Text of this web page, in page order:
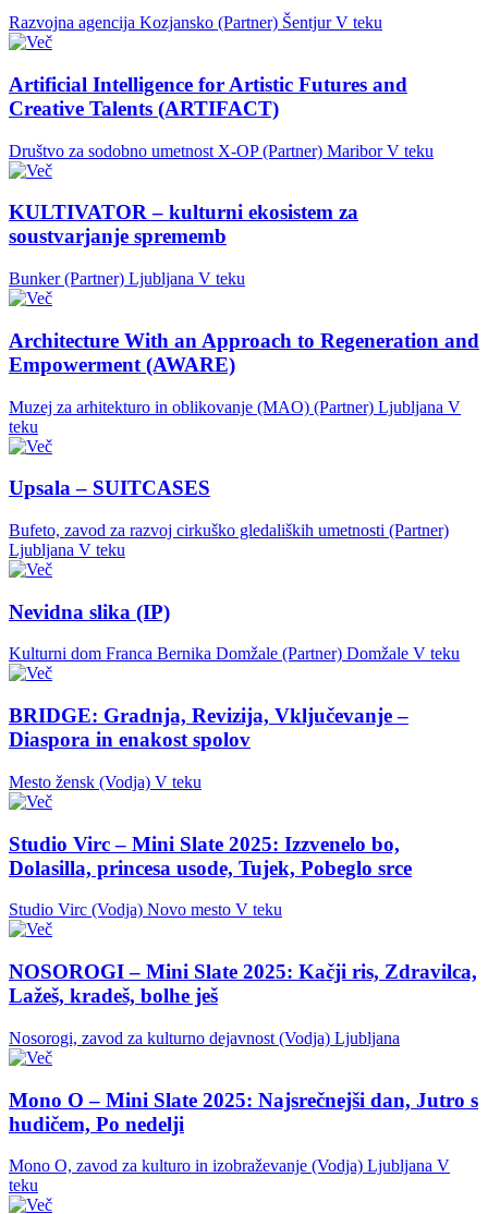
Razvojna agencija Kozjansko (Partner) Šentjur V teku
Artificial Intelligence for Artistic Futures and
Creative Talents (ARTIFACT)
Društvo za sodobno umetnost X-OP (Partner) Maribor V teku
KULTIVATOR – kulturni ekosistem za
soustvarjanje sprememb
Bunker (Partner) Ljubljana V teku
Architecture With an Approach to Regeneration and
Empowerment (AWARE)
Muzej za arhitekturo in oblikovanje (MAO) (Partner) Ljubljana V
teku
Upsala – SUITCASES
Bufeto, zavod za razvoj cirkuško gledaliških umetnosti (Partner)
Ljubljana V teku
Nevidna slika (IP)
Kulturni dom Franca Bernika Domžale (Partner) Domžale V teku
BRIDGE: Gradnja, Revizija, Vključevanje –
Diaspora in enakost spolov
Mesto žensk (Vodja) V teku
Studio Virc – Mini Slate 2025: Izzvenelo bo,
Dolasilla, princesa usode, Tujek, Pobeglo srce
Studio Virc (Vodja) Novo mesto V teku
NOSOROGI – Mini Slate 2025: Kačji ris, Zdravilca,
Lažeš, kradeš, bolhe ješ
Nosorogi, zavod za kulturno dejavnost (Vodja) Ljubljana
Mono O – Mini Slate 2025: Najsrečnejši dan, Jutro s
hudičem, Po nedelji
Mono O, zavod za kulturo in izobraževanje (Vodja) Ljubljana V
teku